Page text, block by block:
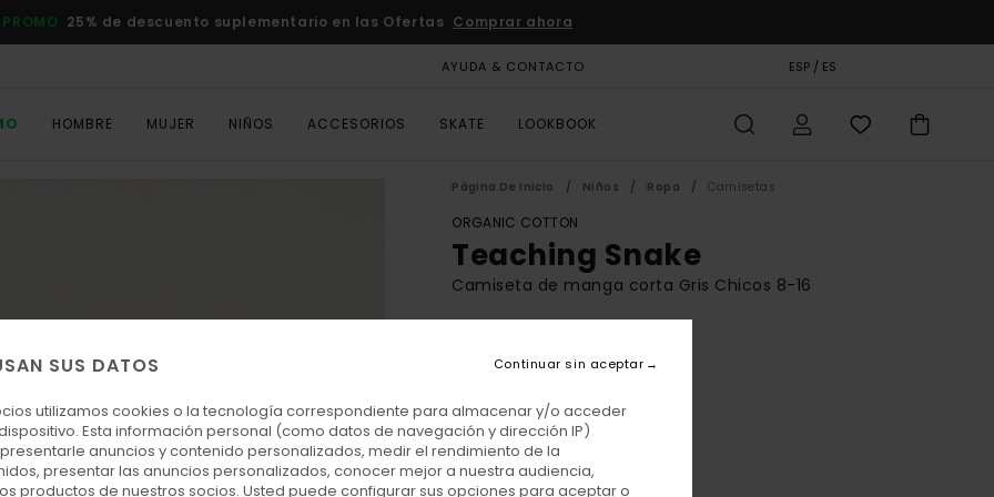
PROMO 25% de descuento suplementario en las Ofertas Comprar ahora
AYUDA & CONTACTO ESP / ES
HOMBRE MUJER NIÑOS ACCESORIOS SKATE LOOKBOOK
Página De Inicio Niños Ropa Camisetas
ORGANIC COTTON
Teaching Snake
Camiseta de manga corta Gris Chicos 8-16
25,00 €
ColorMid Grey Heather
SUS DATOS
utilizamos cookies o la tecnología correspondiente para almacenar y/o acceder
Esta información personal (como datos de navegación y dirección IP)
anuncios y contenido personalizados, medir el rendimiento de la
presentar las anuncios personalizados, conocer mejor a nuestra audiencia,
productos de nuestros socios. Usted puede configurar sus opciones para aceptar o
Continuar sin aceptar